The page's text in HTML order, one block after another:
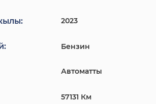
2023
Бензин
Автоматты
57131 Км